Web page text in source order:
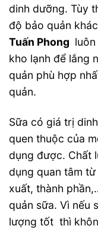
dinh dưỡng. Tùy
độ bảo quản
Tuấn Phong
kho lạnh để lắng
quản phù hợp
quản.
Sữa có giá trị
quen thuộc của
dụng được. Chất
dụng quan tâm
xuất, thành
quản sữa. Vì nếu
lượng tốt thì